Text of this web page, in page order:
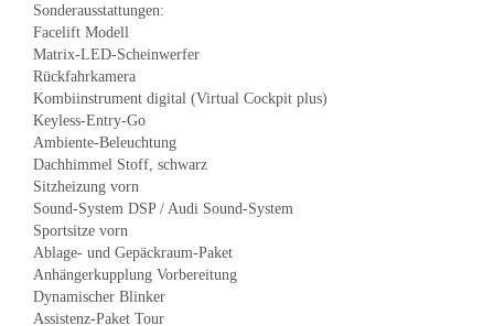
Sonderausstattungen:
Facelift Modell
Matrix-LED-Scheinwerfer
Rückfahrkamera
Kombiinstrument digital (Virtual Cockpit plus)
Keyless-Entry-Go
Ambiente-Beleuchtung
Dachhimmel Stoff, schwarz
Sitzheizung vorn
Sound-System DSP / Audi Sound-System
Sportsitze vorn
Ablage- und Gepäckraum-Paket
Anhängerkupplung Vorbereitung
Dynamischer Blinker
Assistenz-Paket Tour